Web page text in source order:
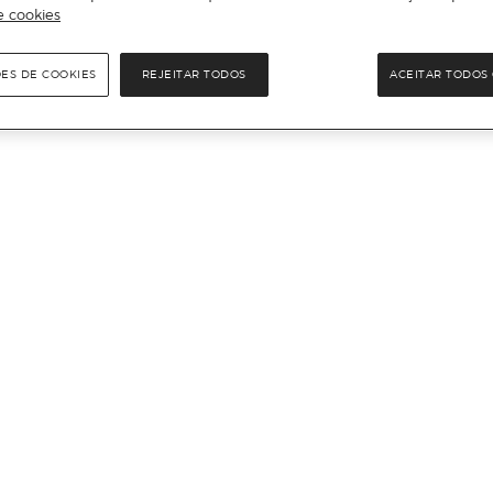
cookies
REJEITAR TODOS ACEITAR TODOS
DE COOKIES